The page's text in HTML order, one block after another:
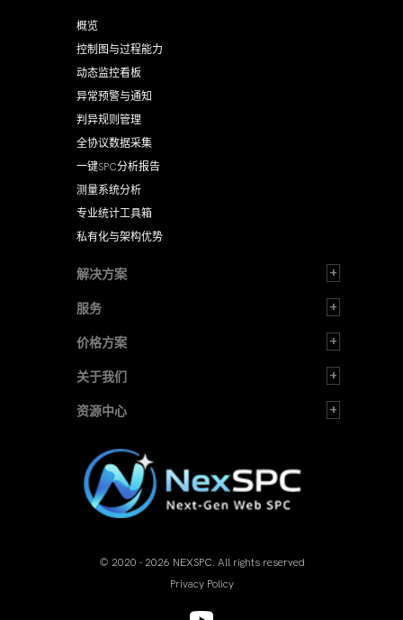
概览
控制图与过程能力
动态监控看板
异常预警与通知
判异规则管理
全协议数据采集
一键SPC分析报告
测量系统分析
专业统计工具箱
私有化与架构优势
解决方案
服务
价格方案
关于我们
资源中心
© 2020 - 2026 NEXSPC. All rights reserved
Privacy Policy